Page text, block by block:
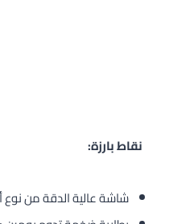
نقاط بارزة:
شاشة عالية الدقة من نوع أموليد بمعدل